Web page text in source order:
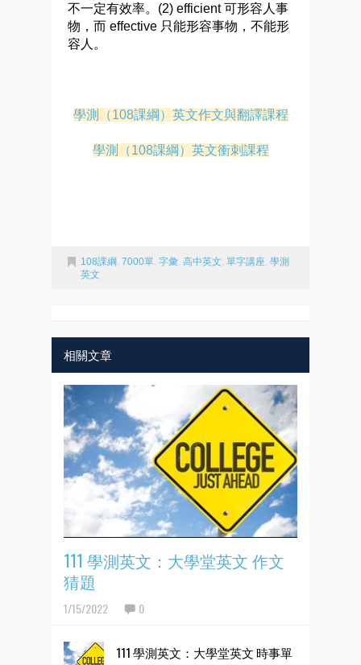
不一定有效率。(2) efficient 可形容人事
物，而 effective 只能形容事物，不能形
容人。
學測（108課綱）英文作文與翻譯課程
學測（108課綱）英文衝刺課程
108課綱 7000單 字彙 高中英文 單字講座 學測
英文
相關文章
111 學測英文：大學堂英文 作文
猜題
1/15/2022 0
111 學測英文：大學堂英文 時事單